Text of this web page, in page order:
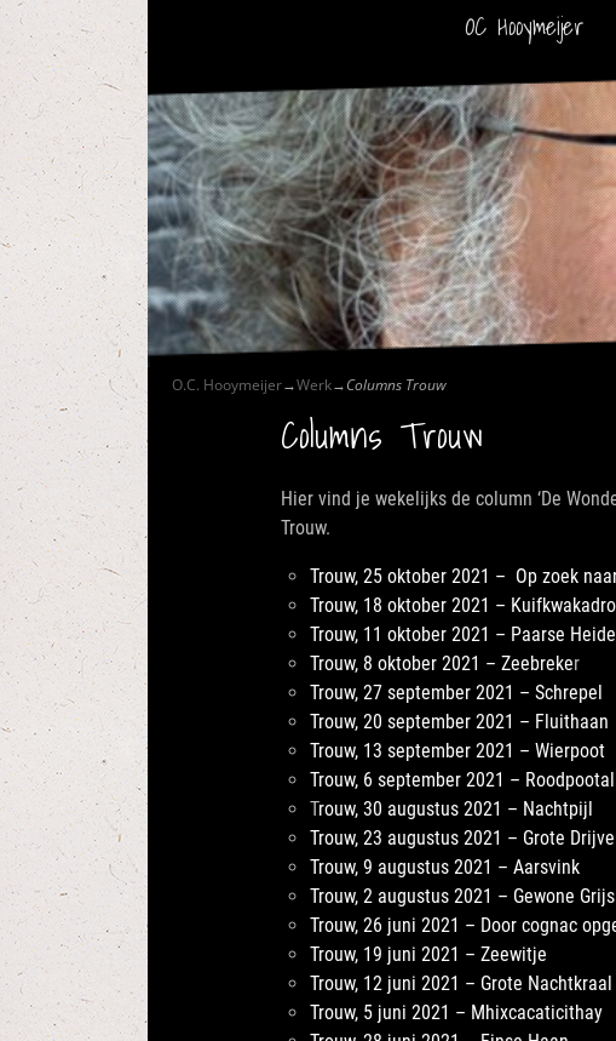
OC Hooymeijer
O.C. Hooymeijer→Werk→Columns Trouw
Columns Trouw
Hier vind je wekelijks de column ‘De
Trouw.
Trouw, 25 oktober 2021 – Op zoek
Trouw, 18 oktober 2021 –
Trouw, 11 oktober 2021 – Paarse
Trouw, 8 oktober 2021 – Zeebreker
Trouw, 27 september 2021 – Schrepel
Trouw, 20 september 2021 – Fluithaan
Trouw, 13 september 2021 – Wierpoot
Trouw, 6 september 2021 –
Trouw, 30 augustus 2021 – Nachtpijl
Trouw, 23 augustus 2021 – Grote
Trouw, 9 augustus 2021 – Aarsvink
Trouw, 2 augustus 2021 – Gewone
Trouw, 26 juni 2021 – Door cognac
Trouw, 19 juni 2021 – Zeewitje
Trouw, 12 juni 2021 – Grote Nachtkraal
Trouw, 5 juni 2021 – Mhixcacaticithay